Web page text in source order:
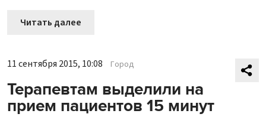
Читать далее
11 сентября 2015, 10:08 Город
Терапевтам выделили на
прием пациентов 15 минут